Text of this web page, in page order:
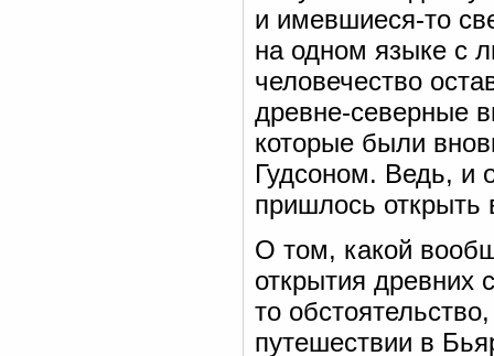
и имевшиеся-то
на одном языке с
человечество
древне-северные
которые были
Гудсоном. Ведь, и
пришлось открыть
О том, какой
открытия древних
то
путешествии в